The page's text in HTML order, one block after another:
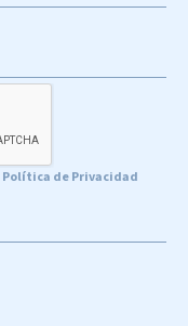
Política de Privacidad